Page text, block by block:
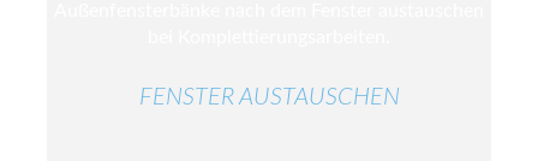
FENSTER AUSTAUSCHEN